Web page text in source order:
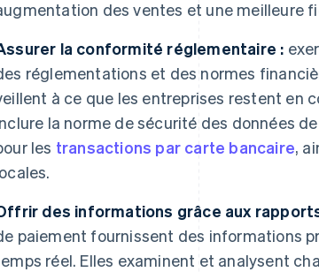
des ventes et une meilleure
la conformité réglementaire :
réglementations et des normes
à ce que les entreprises restent en
la norme de sécurité des données
les transactions par carte bancaire,
des informations grâce aux
paiement fournissent des informations
réel. Elles examinent et analysent